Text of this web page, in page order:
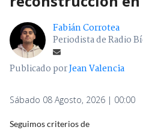
Fabián Corrotea
Periodista de Radio
Publicado porJean Valencia
Sábado 08 Agosto, 2026 | 00:00
Seguimos criterios de